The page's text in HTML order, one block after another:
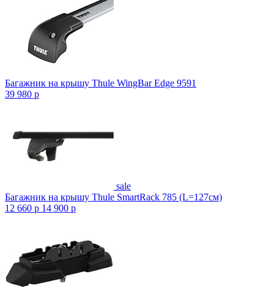
Багажник на крышу Thule WingBar Edge 9591
39 980 p
sale
Багажник на крышу Thule SmartRack 785 (L=127см)
12 660 p 14 900 p